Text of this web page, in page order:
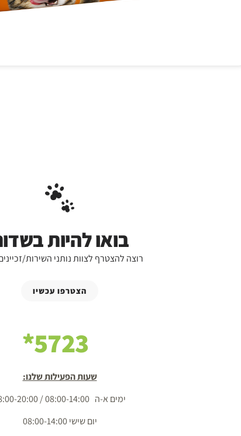
בואו להיות
רוצה להצטרף לצוות נותני השירות/
הצטרפו עכשיו
5723*
שעות הפעילות שלנו:
ימים א-ה 08:00-14:00 / 18:00-20:00
יום שישי 08:00-14:00